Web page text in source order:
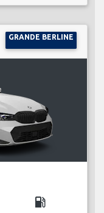
GRANDE BERLINE
local_gas_station